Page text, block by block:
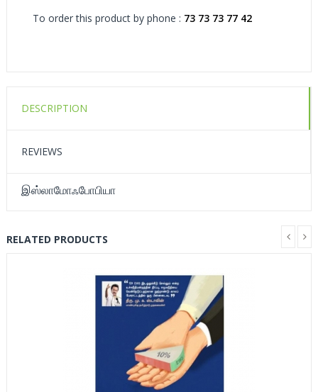
To order this product by phone : 73 73 73 77 42
DESCRIPTION
REVIEWS
இஸ்லாமோஃபோபியா
RELATED PRODUCTS